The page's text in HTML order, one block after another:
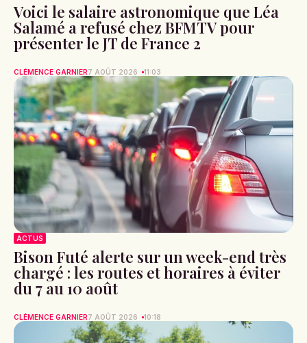
Voici le salaire astronomique que Léa
Salamé a refusé chez BFMTV pour
présenter le JT de France 2
CLÉMENCE GARNIER7 AOÛT 2026 11:03
ACTUS
Bison Futé alerte sur un week-end très
chargé : les routes et horaires à éviter
du 7 au 10 août
CLÉMENCE GARNIER7 AOÛT 2026 10:18